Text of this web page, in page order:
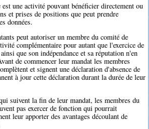
une activité pouvant bénéficier directement ou
et prises de positions que peut prendre
données.
peut autoriser un membre du comité de
complémentaire pour autant que l'exercice de
que son indépendance et sa réputation n'en
de commencer leur mandat les membres
et signent une déclaration d'absence de
à jour cette déclaration durant la durée de leur
suivent la fin de leur mandat, les membres du
pas exercer de fonction qui pourrait
leur apporter des avantages découlant de